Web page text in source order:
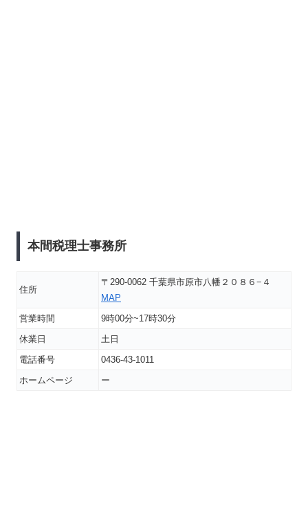
本間税理士事務所
住所
〒290-0062 千葉県市原市八幡２０８６−４
MAP
営業時間
9時00分~17時30分
休業日
土日
電話番号
0436-43-1011
ホームページ
ー